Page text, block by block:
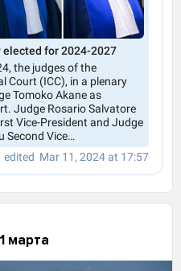
марта